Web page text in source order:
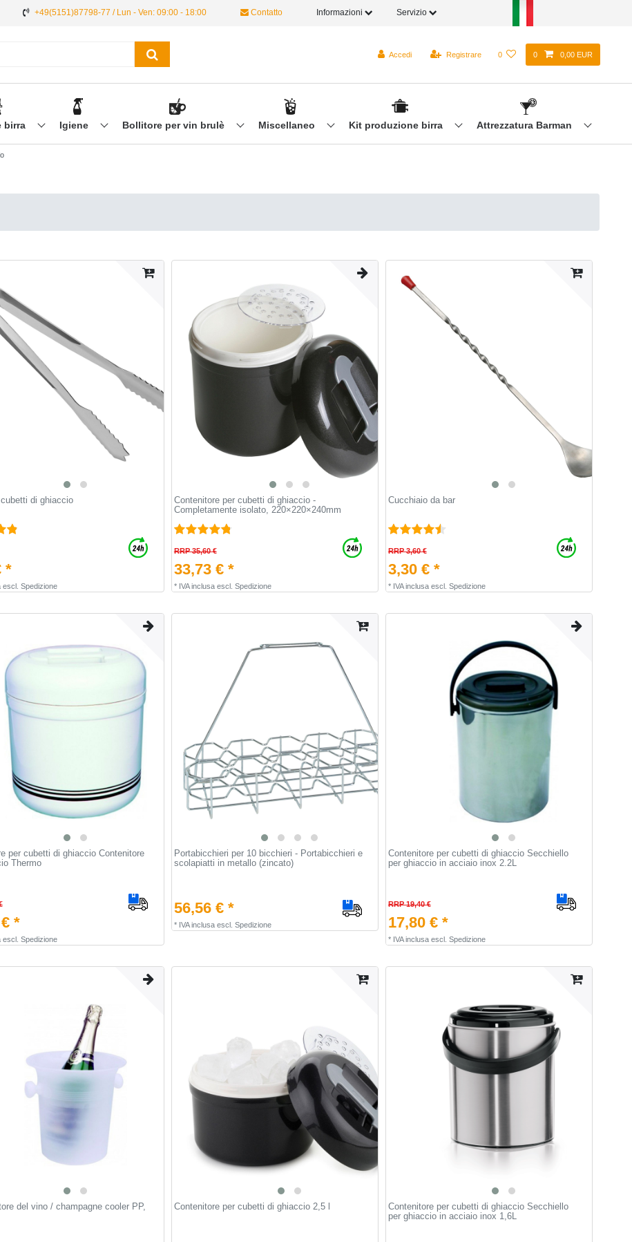
+49(5151)87798-77 / Lun - Ven: 09:00 - 18:00 Contatto Informazioni Servizio
Accedi Registrare 0 0 0,00 EUR
birra Igiene Bollitore per vin brulè Miscellaneo Kit produzione birra Attrezzatura Barman
di ghiaccio
*
escl. Spedizione
Contenitore per cubetti di ghiaccio -
Completamente isolato, 220×220×240mm
RRP 35,60 €
33,73 € *
* IVA inclusaescl. Spedizione
Cucchiaio da bar
RRP 3,60 €
3,30 € *
* IVA inclusaescl. Spedizione
per cubetti di ghiaccio Contenitore
Thermo
*
escl. Spedizione
Portabicchieri per 10 bicchieri - Portabicchieri e
scolapiatti in metallo (zincato)
56,56 € *
* IVA inclusaescl. Spedizione
Contenitore per cubetti di ghiaccio Secchiello
per ghiaccio in acciaio inox 2.2L
RRP 19,40 €
17,80 € *
* IVA inclusaescl. Spedizione
del vino / champagne cooler PP,
Contenitore per cubetti di ghiaccio 2,5 l
Contenitore per cubetti di ghiaccio Secchiello
per ghiaccio in acciaio inox 1,6L